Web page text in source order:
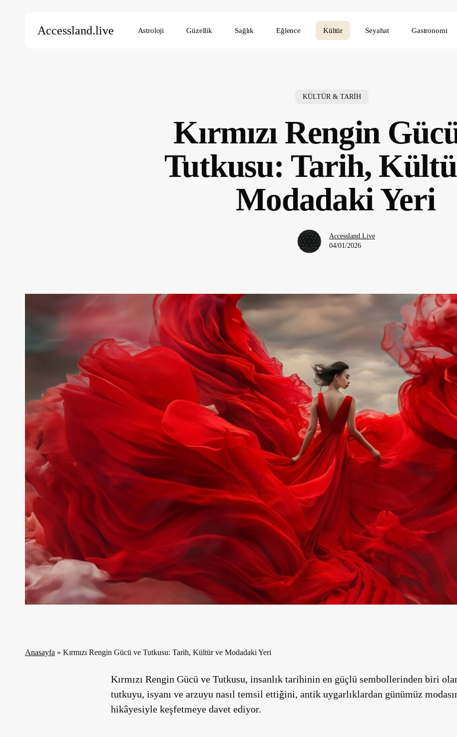
Accessland.live Astroloji Güzellik Sağlık Eğlence Kültür Seyahat Gastronomi
KÜLTÜR & TARİH
Kırmızı Rengin
Tutkusu: Tarih,
Modadaki Yeri
Accessland.Live
04/01/2026
Anasayfa » Kırmızı Rengin Gücü ve Tutkusu: Tarih, Kültür ve Modadaki Yeri
Kırmızı Rengin Gücü ve Tutkusu, insanlık tarihinin en güçlü sembollerinden biri
tutkuyu, isyanı ve arzuyu nasıl temsil ettiğini, antik uygarlıklardan günümüz
hikâyesiyle keşfetmeye davet ediyor.